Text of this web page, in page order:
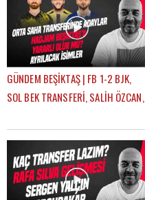
GÜNDEM BEŞİKTAŞ | FB 1-2 BJK,
SOL BEK TRANSFERİ, SALİH ÖZCAN,
SEVİNÇ